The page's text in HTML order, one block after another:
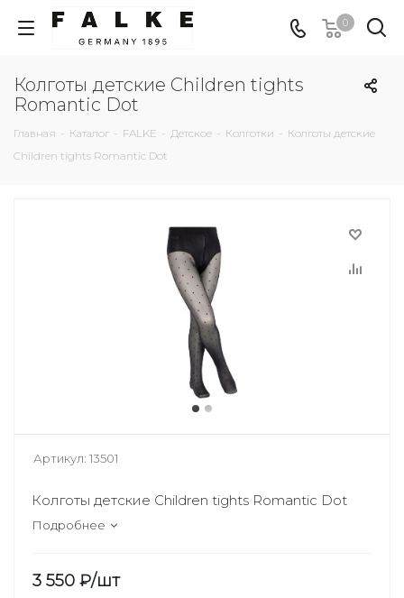
0
Колготы детские Children tights
Romantic Dot
Главная - Каталог - FALKE - Детское - Колготки - Колготы детские
Children tights Romantic Dot
Артикул: 13501
Колготы детские Children tights Romantic Dot
Подробнее
3 550 ₽/шт